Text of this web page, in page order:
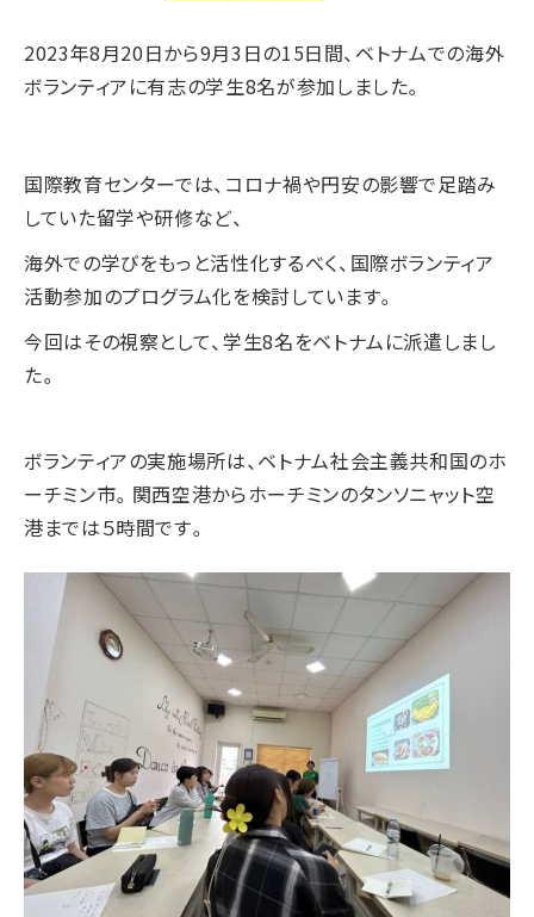
2023年8月20日から9月3日の15日間、ベトナムでの海外
ボランティアに有志の学生8名が参加しました。
国際教育センターでは、コロナ禍や円安の影響で足踏み
していた留学や研修など、
海外での学びをもっと活性化するべく、国際ボランティア
活動参加のプログラム化を検討しています。
今回はその視察として、学生8名をベトナムに派遣しまし
た。
ボランティアの実施場所は、ベトナム社会主義共和国のホ
ーチミン市。関西空港からホーチミンのタンソニャット空
港までは５時間です。